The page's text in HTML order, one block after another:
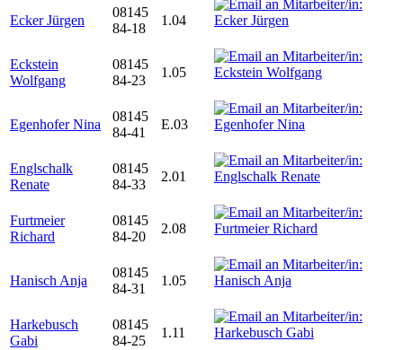
Ecker Jürgen
08145
84-18
1.04
Eckstein
Wolfgang
08145
84-23
1.05
Egenhofer Nina
08145
84-41
E.03
Englschalk
Renate
08145
84-33
2.01
Furtmeier
Richard
08145
84-20
2.08
Hanisch Anja
08145
84-31
1.05
Harkebusch
Gabi
08145
84-25
1.11